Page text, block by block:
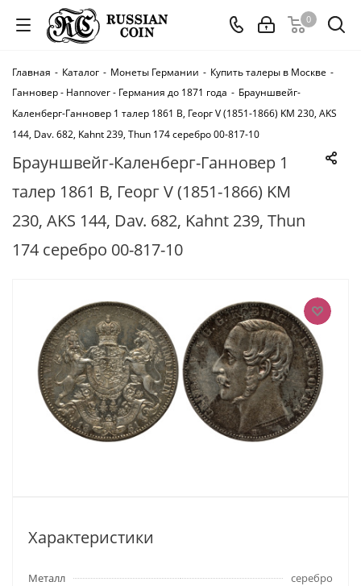
0
Главная - Каталог - Монеты Германии - Купить талеры в Москве -
Ганновер - Hannover - Германия до 1871 года - Брауншвейг-
Каленберг-Ганновер 1 талер 1861 В, Георг V (1851-1866) KM 230, AKS
144, Dav. 682, Kahnt 239, Thun 174 серебро 00-817-10
Брауншвейг-Каленберг-Ганновер 1
талер 1861 В, Георг V (1851-1866) KM
230, AKS 144, Dav. 682, Kahnt 239, Thun
174 серебро 00-817-10
Характеристики
Металл
серебро